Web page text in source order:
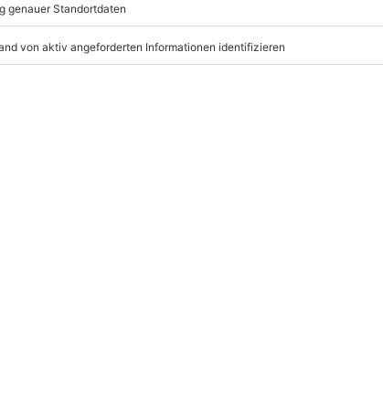
verschoben (die Entscheidung
mydays
Mühldorfstraße 8
München
außer an bundesweiten